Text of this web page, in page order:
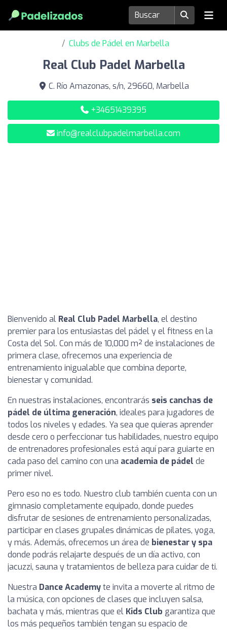
Clubs de Pádel en Marbella
Real Club Padel Marbella
C. Río Amazonas, s/n, 29660, Marbella
+34651439395
info@realclubpadelmarbella.com
Bienvenido al Real Club Padel Marbella, el destino
premier para los entusiastas del pádel y el fitness en la
Costa del Sol. Con más de 10,000 m² de instalaciones de
primera clase, ofrecemos una experiencia de
entrenamiento inigualable que combina deporte,
bienestar y comunidad.
En nuestras instalaciones, encontrarás seis canchas de
pádel de última generación, ideales para jugadores de
todos los niveles y edades. Ya sea que quieras aprender
desde cero o perfeccionar tus habilidades, nuestro equipo
de entrenadores profesionales está aquí para guiarte en
cada paso del camino con una academia de pádel de
primer nivel.
Pero eso no es todo. Nuestro club también cuenta con un
gimnasio completamente equipado, donde puedes
disfrutar de sesiones de entrenamiento personalizadas,
participar en clases grupales dinámicas de pilates, yoga,
y más. Además, ofrecemos un área de bienestar y spa
donde podrás relajarte después de un día activo, con
jacuzzi, sauna y tratamientos de belleza para cuidar de ti.
Nuestra Dance Academyte invita a moverte al ritmo de
la música, con opciones de clases que incluyen salsa,
bachata y más, mientras que el Kids Club garantiza que
los más pequeños también tengan su espacio de